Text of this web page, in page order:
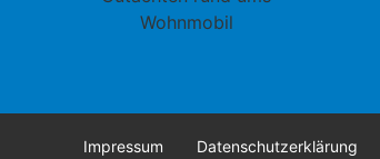
Impressum Datenschutzerklärung